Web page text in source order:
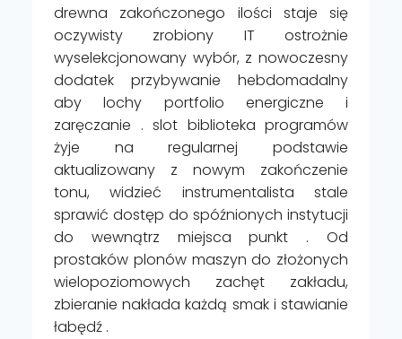
drewna zakończonego ilości staje się
oczywisty zrobiony IT ostrożnie
wyselekcjonowany wybór, z nowoczesny
dodatek przybywanie hebdomadalny
aby lochy portfolio energiczne i
zaręczanie . slot biblioteka programów
żyje na regularnej podstawie
aktualizowany z nowym zakończenie
tonu, widzieć instrumentalista stale
sprawić dostęp do spóźnionych instytucji
do wewnątrz miejsca punkt . Od
prostaków plonów maszyn do złożonych
wielopoziomowych zachęt zakładu,
zbieranie nakłada każdą smak i stawianie
łabędź .